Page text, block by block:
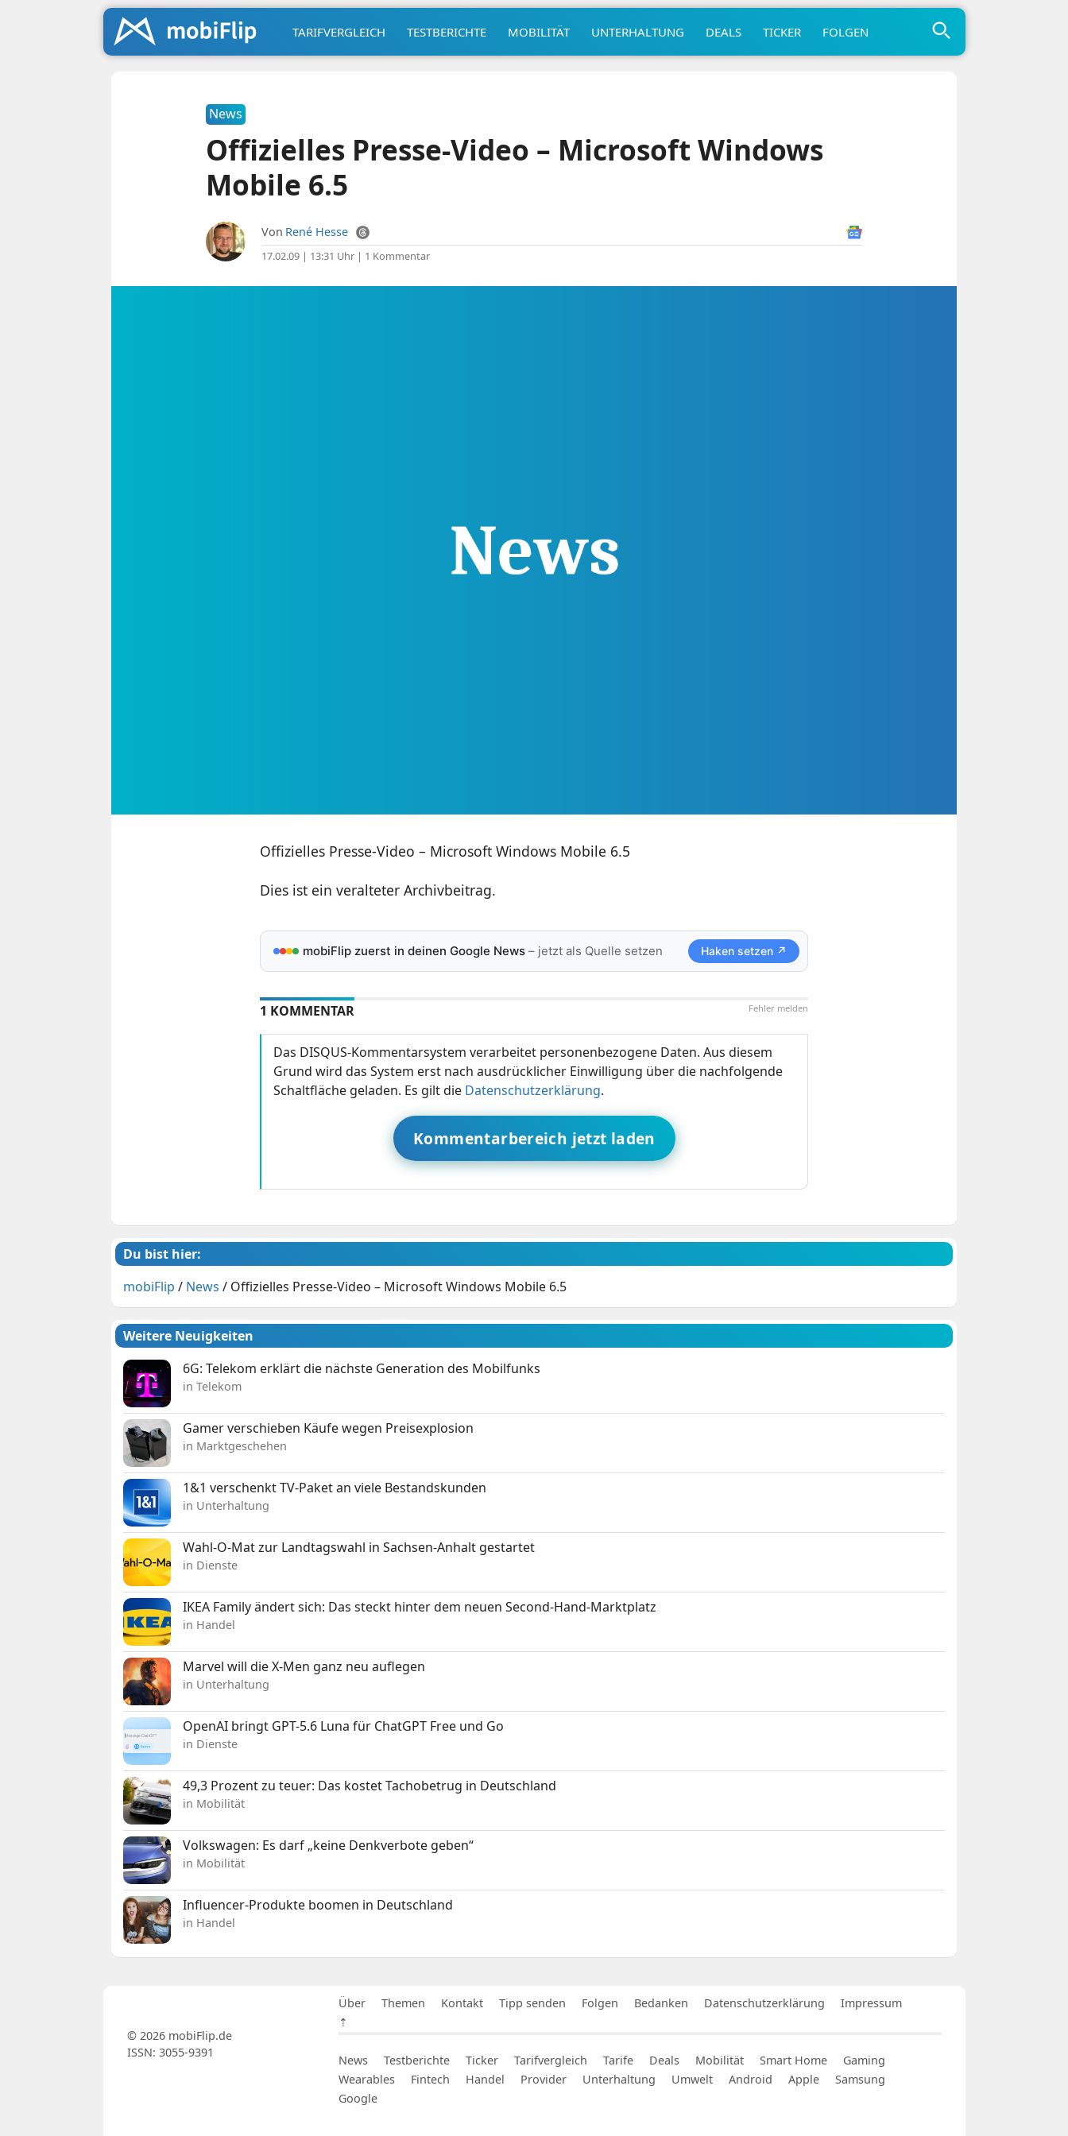
TARIFVERGLEICH TESTBERICHTE MOBILITÄT UNTERHALTUNG DEALS TICKER FOLGEN
News
Offizielles Presse-Video – Microsoft Windows
Mobile 6.5
Von René Hesse
17.02.09 | 13:31 Uhr| 1 Kommentar
Offizielles Presse-Video – Microsoft Windows Mobile 6.5
Dies ist ein veralteter Archivbeitrag.
mobiFlip zuerst in deinen Google News– jetzt als Quelle setzen Haken setzen ↗
Fehler melden
1 KOMMENTAR
Das DISQUS-Kommentarsystem verarbeitet personenbezogene Daten. Aus diesem
Grund wird das System erst nach ausdrücklicher Einwilligung über die nachfolgende
Schaltfläche geladen. Es gilt die Datenschutzerklärung.
Kommentarbereich jetzt laden
Du bist hier:
mobiFlip / News / Offizielles Presse-Video – Microsoft Windows Mobile 6.5
Weitere Neuigkeiten
6G: Telekom erklärt die nächste Generation des Mobilfunks
in Telekom
Gamer verschieben Käufe wegen Preisexplosion
in Marktgeschehen
1&1 verschenkt TV-Paket an viele Bestandskunden
in Unterhaltung
Wahl-O-Mat zur Landtagswahl in Sachsen-Anhalt gestartet
in Dienste
IKEA Family ändert sich: Das steckt hinter dem neuen Second-Hand-Marktplatz
in Handel
Marvel will die X-Men ganz neu auflegen
in Unterhaltung
OpenAI bringt GPT-5.6 Luna für ChatGPT Free und Go
in Dienste
49,3 Prozent zu teuer: Das kostet Tachobetrug in Deutschland
in Mobilität
Volkswagen: Es darf „keine Denkverbote geben“
in Mobilität
Influencer-Produkte boomen in Deutschland
in Handel
Über Themen Kontakt Tipp senden Folgen Bedanken Datenschutzerklärung
Impressum
⇡
News Testberichte Ticker Tarifvergleich Tarife Deals Mobilität Smart Home
Gaming
Wearables
Fintech Handel Provider Unterhaltung Umwelt Android Apple
Samsung
Google
© 2026 mobiFlip.de
ISSN: 3055-9391